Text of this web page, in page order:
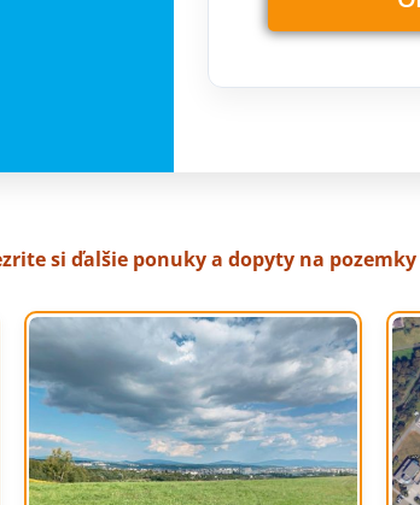
si ďalšie ponuky a dopyty na pozemky